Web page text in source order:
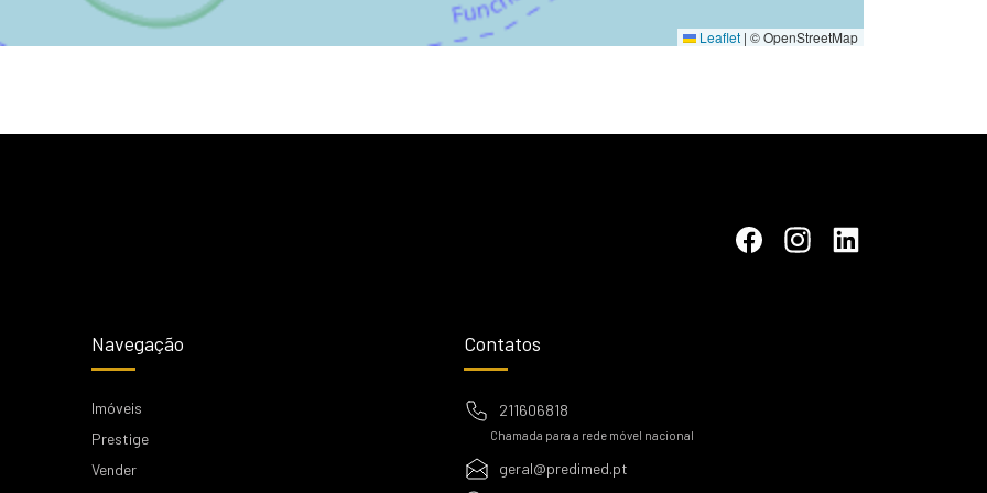
Leaflet | © OpenStreetMap
Navegação
Imóveis
Prestige
Vender
Contatos
211606818
Chamada para a rede móvel nacional
geral@predimed.pt